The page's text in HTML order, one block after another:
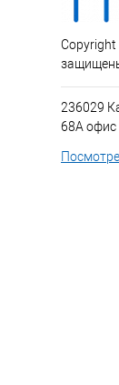
Copyright
236029
68А офис